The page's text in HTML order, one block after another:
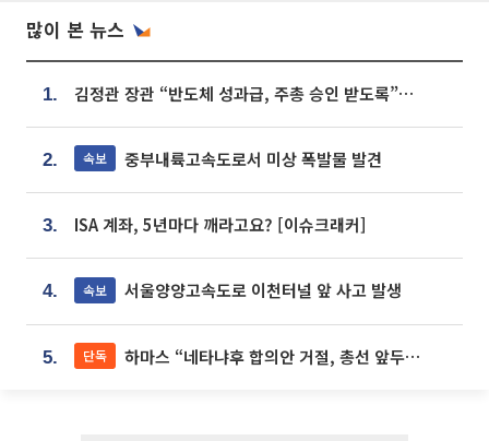
많이 본 뉴스
1. 김정관 장관 “반도체 성과급, 주총 승인 받도록”…상법·자본시장법 개정 시사
2. 속보 중부내륙고속도로서 미상 폭발물 발견
3. ISA 계좌, 5년마다 깨라고요? [이슈크래커]
4. 속보 서울양양고속도로 이천터널 앞 사고 발생
5. 단독 하마스 “네타냐후 합의안 거절, 총선 앞두고 시간 끌기”